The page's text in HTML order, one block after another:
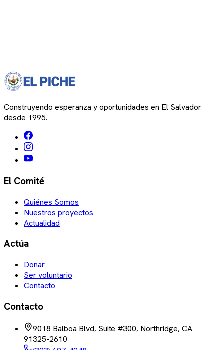
Construyendo esperanza y oportunidades en El Salvador
desde 1995.
El Comité
Quiénes Somos
Nuestros proyectos
Actualidad
Actúa
Donar
Ser voluntario
Contacto
Contacto
9018 Balboa Blvd, Suite #300, Northridge, CA
91325-2610